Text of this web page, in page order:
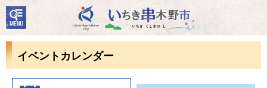
いちき串木野市
検
索・
共通
ューイベントカレンダー